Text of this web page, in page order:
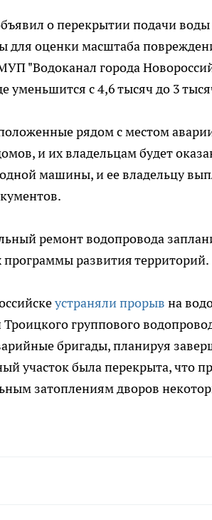
о перекрытии подачи
для оценки масштаба
"Водоканал города
с 4,6 тысяч до 3
рядом с местом
и их владельцам будет
машины, и ее владельцу
ремонт водопровода
программы развития территорий.
устраняли прорыв на
группового
бригады, планируя
участок была перекрыта, что
затоплениям дворов